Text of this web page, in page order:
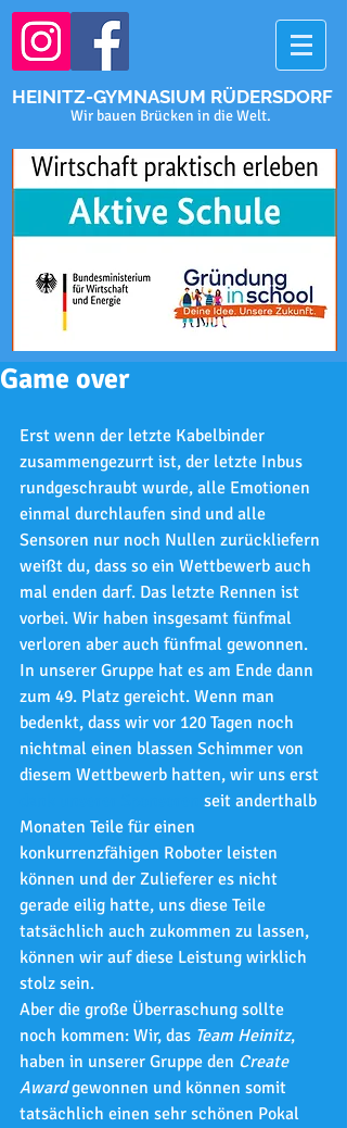
HEINITZ-GYMNASIUM RÜDERSDORF
Wir bauen Brücken in die Welt.
Game over
Erst wenn der letzte Kabelbinder
zusammengezurrt ist, der letzte Inbus
rundgeschraubt wurde, alle Emotionen
einmal durchlaufen sind und alle
Sensoren nur noch Nullen zurückliefern
weißt du, dass so ein Wettbewerb auch
mal enden darf. Das letzte Rennen ist
vorbei. Wir haben insgesamt fünfmal
verloren aber auch fünfmal gewonnen.
In unserer Gruppe hat es am Ende dann
zum 49. Platz gereicht. Wenn man
bedenkt, dass wir vor 120 Tagen noch
nichtmal einen blassen Schimmer von
diesem Wettbewerb hatten, wir uns erst
seit anderthalb
Monaten Teile für einen
konkurrenzfähigen Roboter leisten
können und der Zulieferer es nicht
gerade eilig hatte, uns diese Teile
tatsächlich auch zukommen zu lassen,
können wir auf diese Leistung wirklich
stolz sein.
Aber die große Überraschung sollte
noch kommen: Wir, das Team Heinitz,
haben in unserer Gruppe den Create
Award gewonnen und können somit
tatsächlich einen sehr schönen Pokal